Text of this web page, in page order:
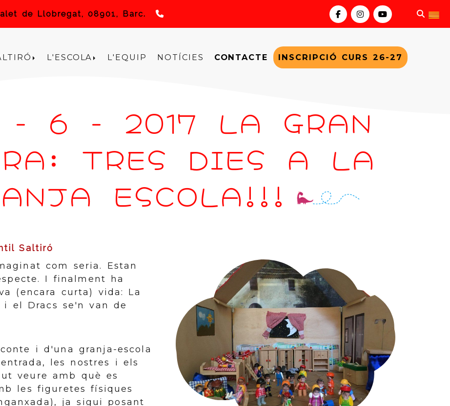
de Llobregat,08901, Barc.
L'ESCOLA L'EQUIP NOTÍCIES CONTACTE INSCRIPCIÓ CURS 26-27
- 6 - 2017 LA GRAN
TRES DIES A LA
ESCOLA!!!
Saltiró
com seria. Estan
I finalment ha
(encara curta) vida: La
i el Dracs se'n van de
i d'una granja-escola
les nostres i els
veure amb què es
les figuretes físiques
ja sigui posant